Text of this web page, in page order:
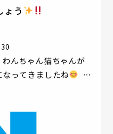
ょう
んちゃん猫ちゃんが
ってきましたね
さいね